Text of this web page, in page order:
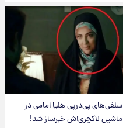
سلفی‌های پی‌درپی هلیا امامی در
ماشین لاکچری‌اش خبرساز شد!